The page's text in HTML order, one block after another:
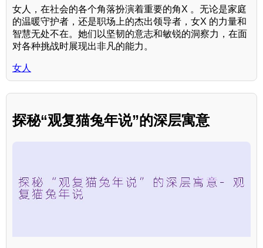
女人，在社会的各个角落扮演着重要的角X 。无论是家庭
的温暖守护者，还是职场上的杰出领导者，女X 的力量和
智慧无处不在。她们以坚韧的意志和敏锐的洞察力，在面
对各种挑战时展现出非凡的能力。
女人
探秘“观复猫兔年说”的深层寓意